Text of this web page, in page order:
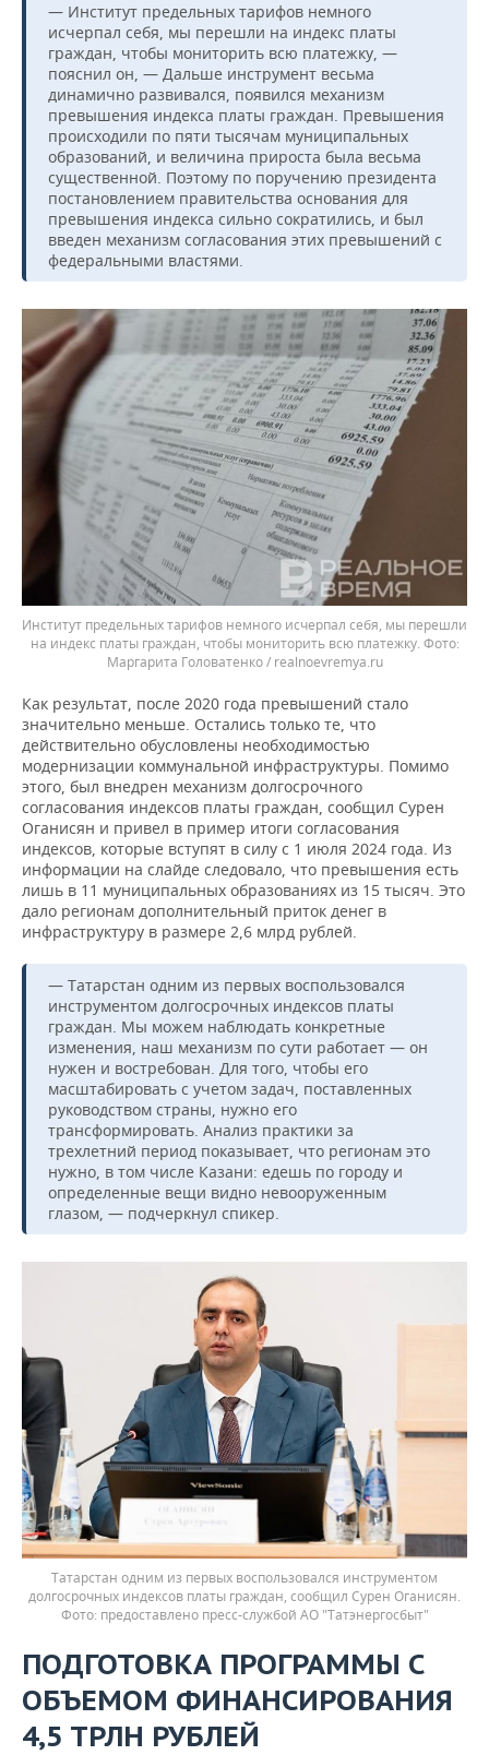
— Институт предельных тарифов немного
исчерпал себя, мы перешли на индекс платы
граждан, чтобы мониторить всю платежку, —
пояснил он, — Дальше инструмент весьма
динамично развивался, появился механизм
превышения индекса платы граждан. Превышения
происходили по пяти тысячам муниципальных
образований, и величина прироста была весьма
существенной. Поэтому по поручению президента
постановлением правительства основания для
превышения индекса сильно сократились, и был
введен механизм согласования этих превышений с
федеральными властями.
Институт предельных тарифов немного исчерпал себя, мы перешли
на индекс платы граждан, чтобы мониторить всю платежку.
Маргарита Головатенко / realnoevremya.ru
Как результат, после 2020 года превышений стало
значительно меньше. Остались только те, что
действительно обусловлены необходимостью
модернизации коммунальной инфраструктуры. Помимо
этого, был внедрен механизм долгосрочного
согласования индексов платы граждан, сообщил Сурен
Оганисян и привел в пример итоги согласования
индексов, которые вступят в силу с 1 июля 2024 года. Из
информации на слайде следовало, что превышения есть
лишь в 11 муниципальных образованиях из 15 тысяч. Это
дало регионам дополнительный приток денег в
инфраструктуру в размере 2,6 млрд рублей.
— Татарстан одним из первых воспользовался
инструментом долгосрочных индексов платы
граждан. Мы можем наблюдать конкретные
изменения, наш механизм по сути работает — он
нужен и востребован. Для того, чтобы его
масштабировать с учетом задач, поставленных
руководством страны, нужно его
трансформировать. Анализ практики за
трехлетний период показывает, что регионам это
нужно, в том числе Казани: едешь по городу и
определенные вещи видно невооруженным
глазом, — подчеркнул спикер.
Татарстан одним из первых воспользовался инструментом
долгосрочных индексов платы граждан, сообщил Сурен Оганисян.
предоставлено пресс-службой АО "Татэнергосбыт"
ПОДГОТОВКА ПРОГРАММЫ С
ОБЪЕМОМ ФИНАНСИРОВАНИЯ
4,5 ТРЛН РУБЛЕЙ